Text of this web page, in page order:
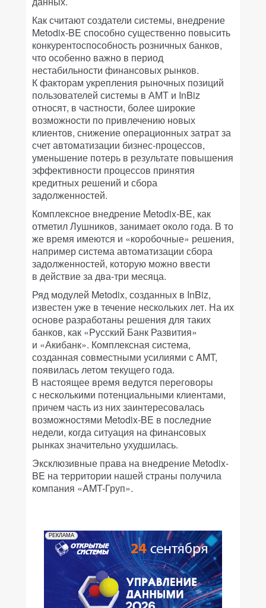
Как считают создатели системы, внедрение
Metodix-BE способно существенно повысить
конкурентоспособность розничных банков,
что особенно важно в период
нестабильности финансовых рынков.
К факторам укрепления рыночных позиций
пользователей системы в АМТ и InBiz
относят, в частности, более широкие
возможности по привлечению новых
клиентов, снижение операционных затрат за
счет автоматизации бизнес-процессов,
уменьшение потерь в результате повышения
эффективности процессов принятия
кредитных решений и сбора
задолженностей.
Комплексное внедрение Metodix-BE, как
отметил Лушников, занимает около года. В то
же время имеются и «коробочные» решения,
например система автоматизации сбора
задолженностей, которую можно ввести
в действие за два-три месяца.
Ряд модулей Metodix, созданных в InBiz,
известен уже в течение нескольких лет. На их
основе разработаны решения для таких
банков, как «Русский Банк Развития»
и «Акибанк». Комплексная система,
созданная совместными усилиями с AMT,
появилась летом текущего года.
В настоящее время ведутся переговоры
с несколькими потенциальными клиентами,
причем часть из них заинтересовалась
возможностями Metodix-BE в последние
недели, когда ситуация на финансовых
рынках значительно ухудшилась.
Эксклюзивные права на внедрение Metodix-
BE на территории нашей страны получила
компания «AMT-Груп».
РЕКЛАМА